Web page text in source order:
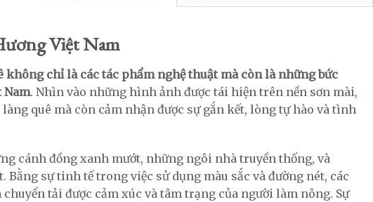
Việt Nam
không chỉ là các tác phẩm nghệ thuật mà còn là những bức
Nam. Nhìn vào những hình ảnh được tái hiện trên nền sơn mài,
quê mà còn cảm nhận được sự gắn kết, lòng tự hào và tình
cánh đồng xanh mướt, những ngôi nhà truyền thống, và
sự tinh tế trong việc sử dụng màu sắc và đường nét, các
tải được cảm xúc và tâm trạng của người làm nông. Sự